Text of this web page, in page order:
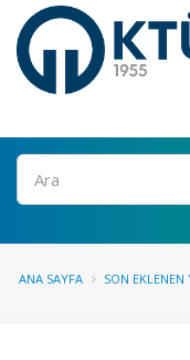
Ara
ANA SAYFA SON EKLENEN